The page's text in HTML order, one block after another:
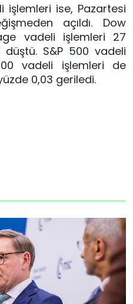
işlemleri ise, Pazartesi
açıldı. Dow
vadeli işlemleri 27
S&P 500 vadeli
vadeli işlemleri de
0,03 geriledi.